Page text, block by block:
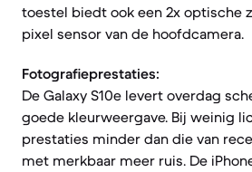
toestel biedt ook een 2x optische
pixel sensor van de hoofdcamera.
Fotografieprestaties:
De Galaxy S10e levert overdag
goede kleurweergave. Bij weinig
prestaties minder dan die van
met merkbaar meer ruis. De